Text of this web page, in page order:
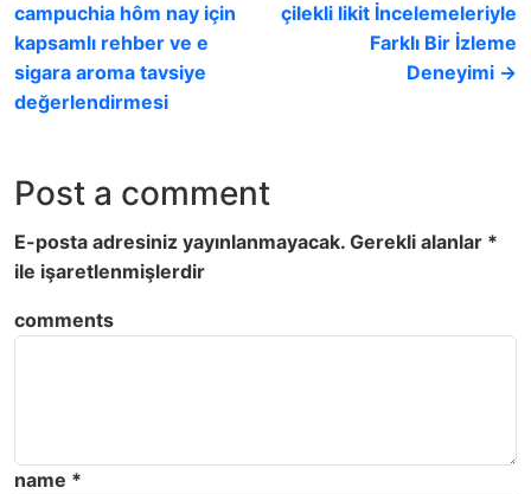
campuchia hôm nay için
kapsamlı rehber ve e
sigara aroma tavsiye
değerlendirmesi
çilekli likit İncelemeleriyle
Farklı Bir İzleme
Deneyimi →
Post a comment
E-posta adresiniz yayınlanmayacak. Gerekli alanlar *
ile işaretlenmişlerdir
comments
name *